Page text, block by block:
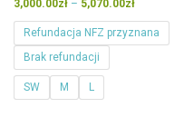
3,000.00zł – 5,070.00złZakres
cen:
od
Refundacja NFZ przyznana
Brak refundacji
SW M L